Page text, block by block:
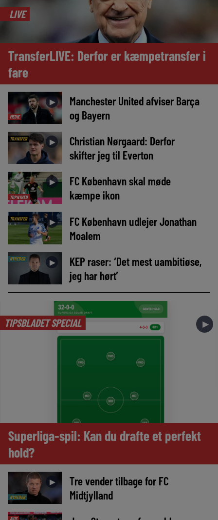
LIVE
TransferLIVE: Derfor er kæmpetransfer i
fare
MEDIE
►
Manchester United afviser Barça
og Bayern
TRANSFER ►
Christian Nørgaard: Derfor
skifter jeg til Everton
TOPNYHED
►
FC København skal møde
kæmpe ikon
TRANSFER ►
FC København udlejer Jonathan
Moalem
NYHEDER ►
KEP raser: ‘Det mest uambitiøse,
jeg har hørt’
TIPSBLADET SPECIAL ►
Superliga-spil: Kan du drafte et perfekt
hold?
NYHEDER
►
Tre vender tilbage for FC
Midtjylland
AVIS